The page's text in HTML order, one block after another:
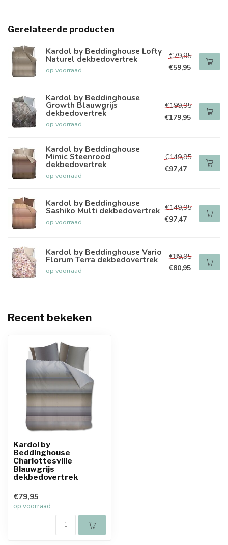
Gerelateerde producten
Kardol by Beddinghouse Lofty
Naturel dekbedovertrek
op voorraad
€79,95
€59,95
Kardol by Beddinghouse
Growth Blauwgrijs
dekbedovertrek
op voorraad
€199,95
€179,95
Kardol by Beddinghouse
Mimic Steenrood
dekbedovertrek
op voorraad
€149,95
€97,47
Kardol by Beddinghouse
Sashiko Multi dekbedovertrek
op voorraad
€149,95
€97,47
Kardol by Beddinghouse Vario
Florum Terra dekbedovertrek
op voorraad
€89,95
€80,95
Recent bekeken
Kardol by
Beddinghouse
Charlottesville
Blauwgrijs
dekbedovertrek
€79,95
op voorraad